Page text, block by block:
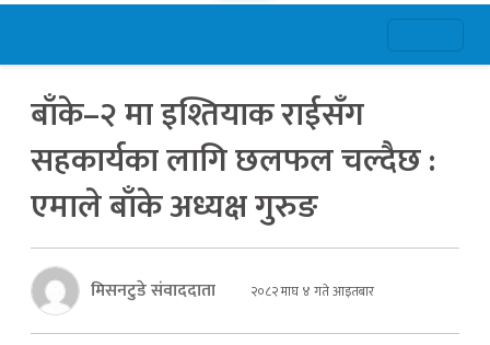
बाँके–२ मा इश्तियाक राईसँग
सहकार्यका लागि छलफल चल्दैछ :
एमाले बाँके अध्यक्ष गुरुङ
मिसनटुडे संवाददाता २०८२ माघ ४ गते आइतबार